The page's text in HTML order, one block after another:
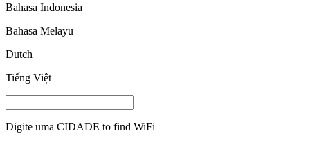
Bahasa Indonesia
Bahasa Melayu
Dutch
Tiếng Việt
Digite uma CIDADE to find WiFi